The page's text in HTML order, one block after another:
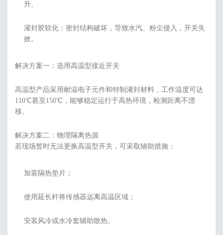
升。
灌封胶软化：密封结构破坏，导致水汽、粉尘侵入，开关失
效。
解决方案一：选用高温型接近开关
高温型产品采用耐温电子元件和特制灌封材料，工作温度可达
110℃甚至150℃，能够稳定运行于高热环境，检测距离不漂
移。
解决方案二：物理隔离热源
若现场暂时无法更换高温型开关，可采取辅助措施：
加装隔热垫片；
使用延长杆将传感器远离高温区域；
安装风冷或水冷套辅助散热。